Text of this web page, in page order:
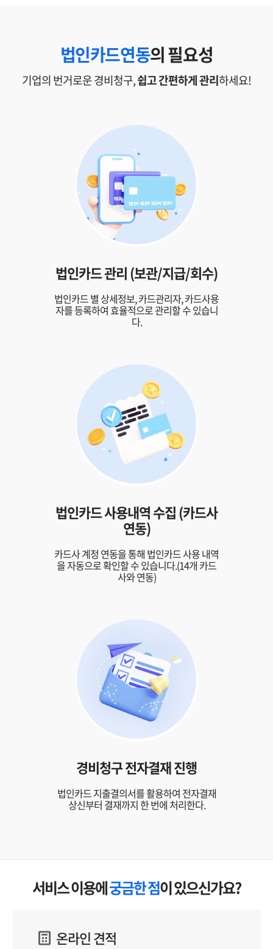
법인카드연동의 필요성
기업의 번거로운 경비청구,쉽고 간편하게 관리하세요!
법인카드 관리(보관/지급/회수)
법인카드 별 상세정보,카드관리자, 카드사용
자를 등록하여효율적으로 관리할 수 있습니
다.
법인카드 사용내역 수집(카드사
연동)
카드사 계정 연동을 통해 법인카드사용 내역
을 자동으로 확인할 수있습니다.(14개 카드
사와 연동)
경비청구전자결재 진행
법인카드 지출결의서를 활용하여 전자결재
상신부터 결재까지 한 번에 처리한다.
서비스 이용에궁금한 점이 있으신가요?
온라인 견적